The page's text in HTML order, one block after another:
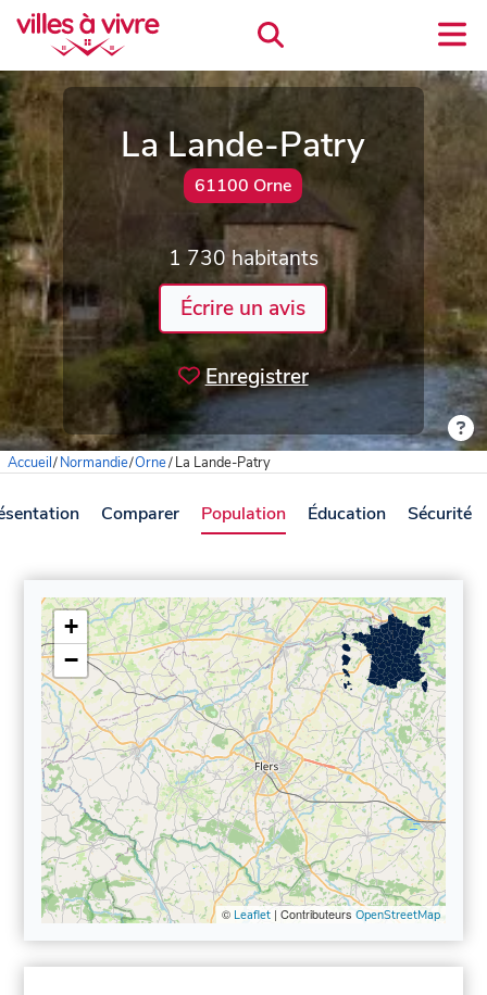
La Lande-Patry
61100 Orne
1 730 habitants
Écrire un avis
Enregistrer
Accueil/Normandie/Orne/La Lande-Patry
Comparer Population Éducation Sécurité
+
−
© Leaflet| Contributeurs OpenStreetMap